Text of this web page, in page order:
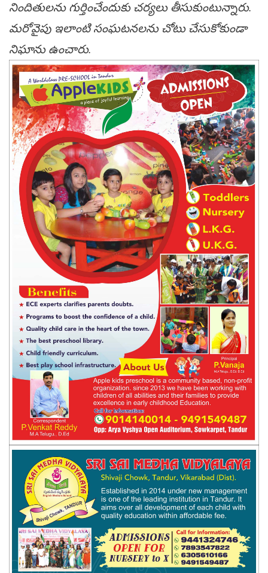
నిందితుల‌ను గుర్తించేందుకు చ‌ర్య‌లు తీసుకుంటున్నారు.
మ‌రోవైపు ఇలాంటి సంఘ‌ట‌న‌ల‌ను చోటు చేసుకోకుండా
నిఘాను ఉంచారు.